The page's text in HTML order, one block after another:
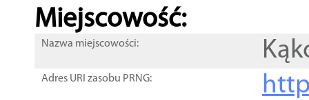
Miejscowość:
Nazwa miejscowości:
Adres URI zasobu PRNG: